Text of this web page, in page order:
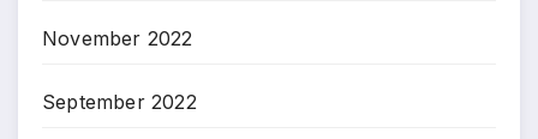
November 2022
September 2022